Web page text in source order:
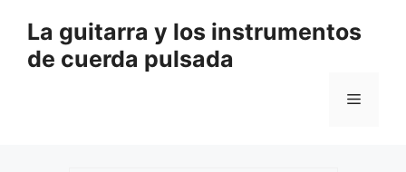
contenido
La guitarra y los instrumentos
de cuerda pulsada
Menú